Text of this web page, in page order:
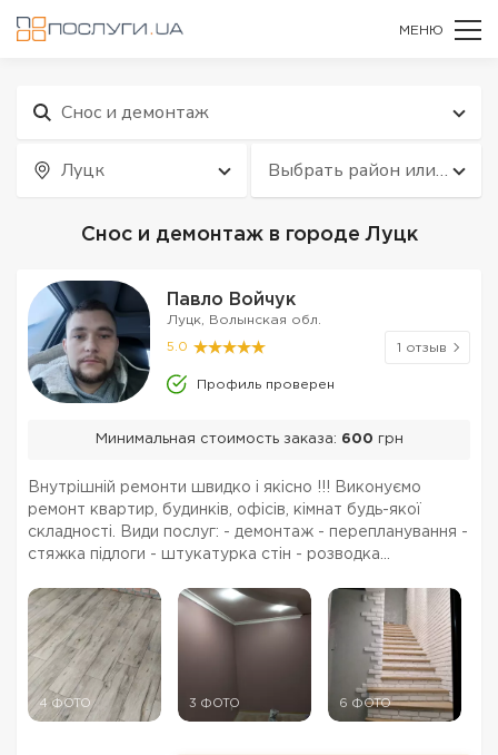
МЕНЮ
Снос и демонтаж
Луцк Выбрать район или
квартал
Снос и демонтаж в городе Луцк
Павло Войчук
Луцк, Волынская обл.
5.0 1 отзыв
Профиль проверен
Минимальная стоимость заказа: 600 грн
Внутрішній ремонти швидко і якісно !!! Виконуємо
ремонт квартир, будинків, офісів, кімнат будь-якої
складності. Види послуг: - демонтаж - перепланування -
стяжка підлоги - штукатурка стін - розводка
складності - укладка плитки, керамограніт, клінке...
4 ФОТО 3 ФОТО 6 ФОТО